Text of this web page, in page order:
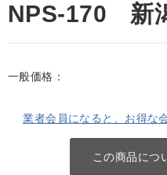
NPS-170 新
一般価格：
業者会員になると、お得な
この商品につ